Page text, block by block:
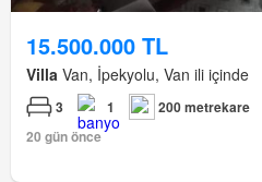
15.500.000 TL
Villa Van, İpekyolu, Van ili içinde
3 1
200 metrekare
20 gün önce